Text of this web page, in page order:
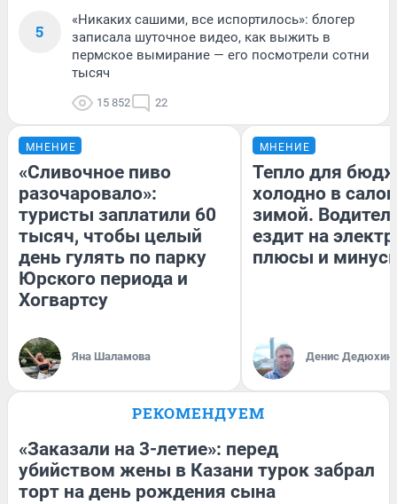
5
«Никаких сашими, все испортилось»: блогер
записала шуточное видео, как выжить в
пермское вымирание — его посмотрели сотни
тысяч
15 852 22
МНЕНИЕ
«Сливочное пиво
разочаровало»:
туристы заплатили 60
тысяч, чтобы целый
день гулять по парку
Юрского периода и
Хогвартсу
Яна Шаламова
МНЕНИЕ
Тепло для
холодно в
зимой.
ездит на
плюсы и
Денис Дедюхин
РЕКОМЕНДУЕМ
«Заказали на 3-летие»: перед
убийством жены в Казани турок забрал
торт на день рождения сына